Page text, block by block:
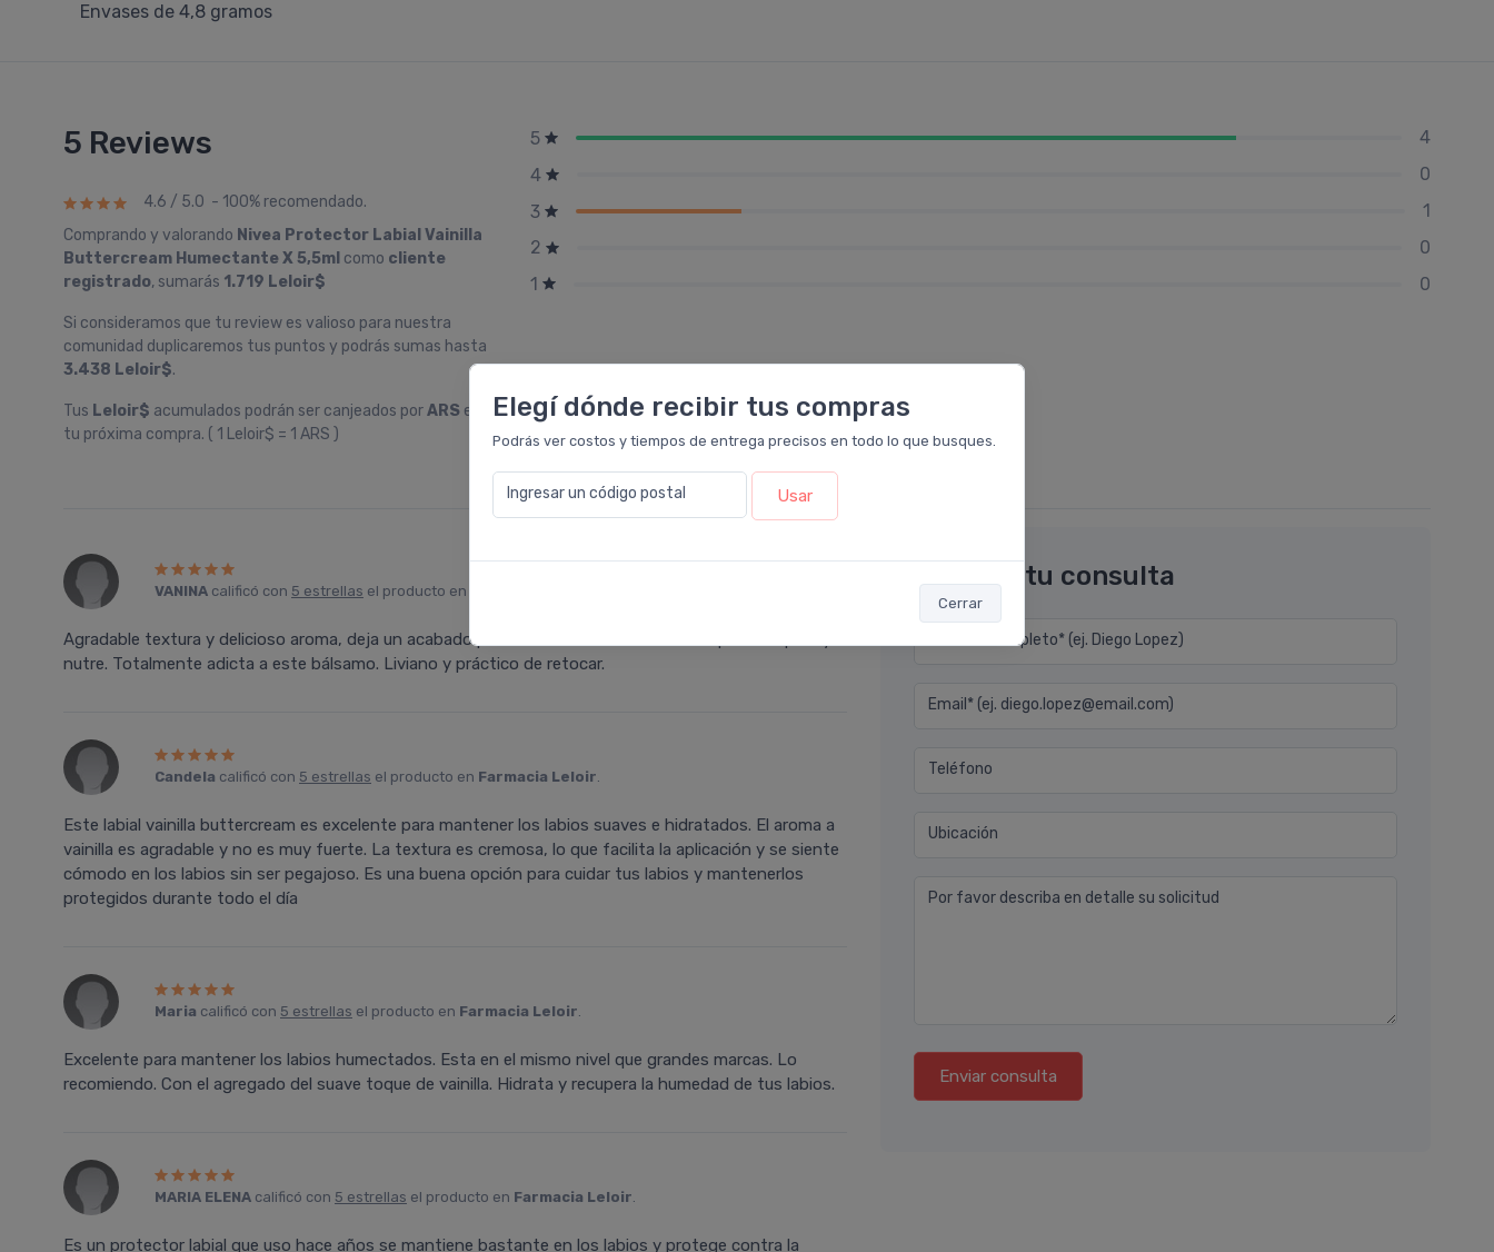
Elegí dónde recibir tus compras
Podrás ver costos y tiempos de entrega precisos en todo lo que busques.
Ingresar un código postal Usar
Cerrar
Envases de 4,8 gramos
5 Reviews
4.6 / 5.0 - 100% recomendado.
Comprando y valorando Nivea Protector Labial Vainilla
Buttercream Humectante X 5,5ml como cliente
registrado, sumarás 1.719 Leloir$
Si consideramos que tu review es valioso para nuestra
comunidad duplicaremos tus puntos y podrás sumas hasta
3.438 Leloir$.
Tus Leloir$ acumulados podrán ser canjeados porARS en
tu próxima compra. ( 1 Leloir$ = 1 ARS )
5
4
4
0
3
1
2
0
1
0
VANINA calificó con 5 estrellas el producto en
Agradable textura y delicioso aroma, deja un acabado precioso en los labios, a la vez que los repara y
nutre. Totalmente adicta a este bálsamo. Liviano y práctico de retocar.
Candela calificó con 5 estrellas el producto en Farmacia Leloir.
Este labial vainilla buttercream es excelente para mantener los labios suaves e hidratados. El aroma a
vainilla es agradable y no es muy fuerte. La textura es cremosa, lo que facilita la aplicación y se siente
cómodo en los labios sin ser pegajoso. Es una buena opción para cuidar tus labios y mantenerlos
protegidos durante todo el día
Maria calificó con 5 estrellas el producto en Farmacia Leloir.
Excelente para mantener los labios humectados. Esta en el mismo nivel que grandes marcas. Lo
recomiendo. Con el agregado del suave toque de vainilla. Hidrata y recupera la humedad de tus labios.
MARIA ELENA calificó con 5 estrellas el producto en Farmacia Leloir.
Es un protector labial que uso hace años se mantiene bastante en los labios y protege contra la
Déjanos tu consulta
Nombre completo* (ej. Diego Lopez)
Email* (ej. diego.lopez@email.com)
Teléfono
Ubicación
Por favor describa en detalle su solicitud
Enviar consulta